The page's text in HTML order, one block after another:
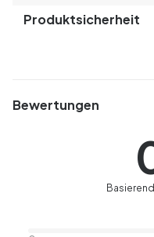
Produktsicherheit
Bewertungen